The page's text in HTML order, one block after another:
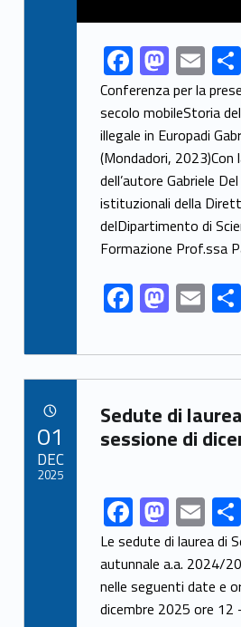
Link identifier share facebook archive #share-link-archive-57719F
ac
e
b
o
o
k
M
as
to
d
o
n
E
m
ai
l
S
Conferenza per la
secolo mobileStoria
illegale in Europadi
(Mondadori, 2023)Con
dell’autore Gabriele
istituzionali della
delDipartimento di
Formazione Prof.ssa
F
ac
e
b
o
o
M
as
to
d
o
n
E
m
ai
l
S
Link identifier archive #link-archive-86962
Sedute di
sessione di
Link identifier share facebook archive #share-link-archive-1517F
ac
e
b
M
as
to
d
E
m
ai
l
S
Le sedute di laurea di
autunnale a.a. 2024/
nelle seguenti date e
dicembre 2025 ore 12
01
DEC
2025